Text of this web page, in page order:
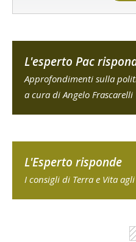
L'esperto Pac
Approfondimenti sulla
a cura di Angelo Frascarelli
L'Esperto risponde
I consigli di Terra e Vita